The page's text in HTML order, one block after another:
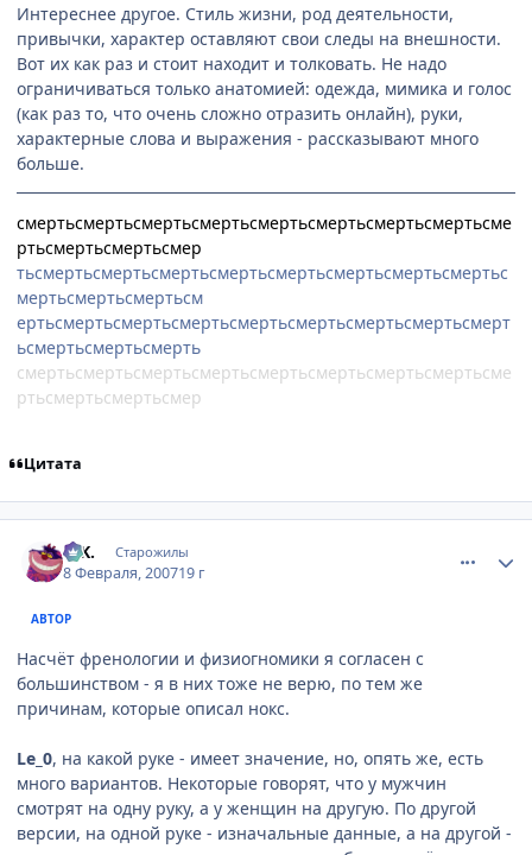
Интереснее другое. Стиль жизни, род деятельности,
привычки, характер оставляют свои следы на внешности.
Вот их как раз и стоит находит и толковать. Не надо
ограничиваться только анатомией: одежда, мимика и голос
(как раз то, что очень сложно отразить онлайн), руки,
характерные слова и выражения - рассказывают много
больше.
смертьсмертьсмертьсмертьсмертьсмертьсмертьсмертьсме
ртьсмертьсмертьсмер
тьсмертьсмертьсмертьсмертьсмертьсмертьсмертьсмертьс
мертьсмертьсмертьсм
ертьсмертьсмертьсмертьсмертьсмертьсмертьсмертьсмерт
ьсмертьсмертьсмерть
смертьсмертьсмертьсмертьсмертьсмертьсмертьсмертьсме
ртьсмертьсмертьсмер
Цитата
G.K. Старожилы
8 Февраля, 200719 г
АВТОР
Насчёт френологии и физиогномики я согласен с
большинством - я в них тоже не верю, по тем же
причинам, которые описал нокс.
Le_0, на какой руке - имеет значение, но, опять же, есть
много вариантов. Некоторые говорят, что у мужчин
смотрят на одну руку, а у женщин на другую. По другой
версии, на одной руке - изначальные данные, а на другой -